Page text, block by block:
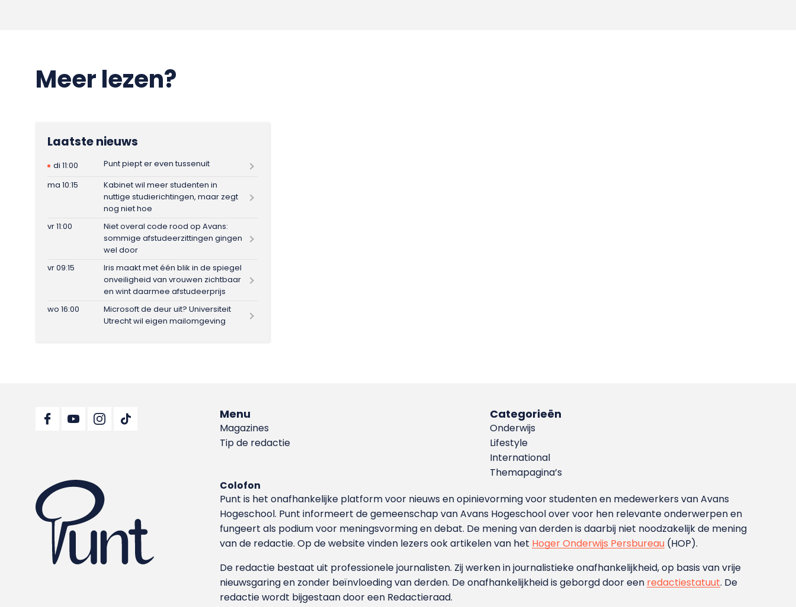
Meer lezen?
Laatste nieuws
di 11:00
Punt piept er even tussenuit
ma 10:15
Kabinet wil meer studenten in
nuttige studierichtingen, maar zegt
nog niet hoe
vr 11:00
Niet overal code rood op Avans:
sommige afstudeerzittingen gingen
wel door
vr 09:15
Iris maakt met één blik in de spiegel
onveiligheid van vrouwen zichtbaar
en wint daarmee afstudeerprijs
wo 16:00
Microsoft de deur uit? Universiteit
Utrecht wil eigen mailomgeving
Menu
Magazines
Tip de redactie
Categorieën
Onderwijs
Lifestyle
International
Themapagina’s
Colofon
Punt is het onafhankelijke platform voor nieuws en opinievorming voor studenten en medewerkers van Avans
Hoge­school. Punt informeert de gemeenschap van Avans Hogeschool over voor hen relevante onderwerpen en
fungeert als podium voor meningsvorming en debat. De mening van derden is daarbij niet noodzakelijk de mening
van de redactie. Op de website vinden lezers ook artikelen van het Hoger Onderwijs Persbureau (HOP).
De redactie bestaat uit professionele journalisten. Zij werken in journalistieke onafhankelijkheid, op basis van vrije
nieuwsgaring en zonder beïnvloeding van derden. De onafhankelijkheid is geborgd door een redactiestatuut. De
redactie wordt bijgestaan door een Redactieraad.